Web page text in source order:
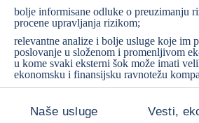
bolje informisane odluke o preuzimanju
procene upravljanja rizikom;
relevantne analize i bolje usluge koje im
poslovanje u složenom i promenljivom
u kome svaki eksterni šok može imati
ekonomsku i finansijsku ravnotežu
Naše usluge
Vesti,